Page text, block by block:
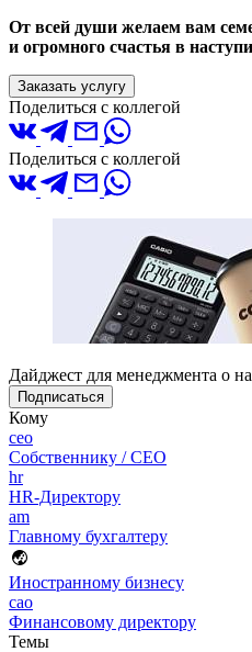
От всей души желаем вам
и огромного счастья в
Заказать услугу
Поделиться с коллегой
Поделиться с коллегой
Дайджест для менеджмента о
Подписаться
Кому
ceo
Собственнику / CEO
hr
HR-Директору
am
Главному бухгалтеру
Иностранному бизнесу
cao
Финансовому директору
Темы